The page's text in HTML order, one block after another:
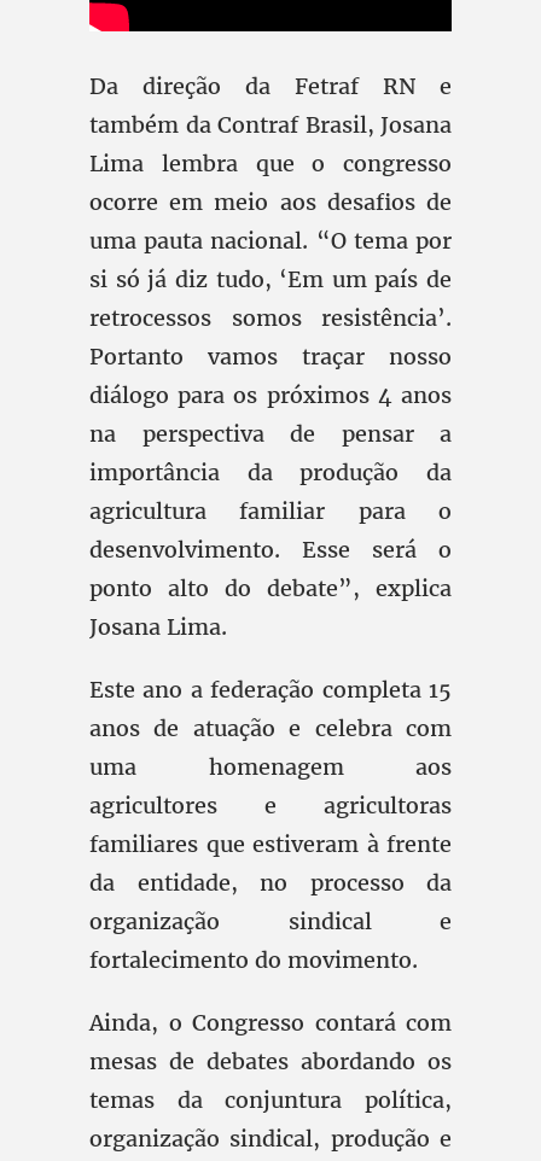
Da direção da Fetraf RN e
também da Contraf Brasil, Josana
Lima lembra que o congresso
ocorre em meio aos desafios de
uma pauta nacional. “O tema por
si só já diz tudo, ‘Em um país de
retrocessos somos resistência’.
Portanto vamos traçar nosso
diálogo para os próximos 4 anos
na perspectiva de pensar a
importância da produção da
agricultura familiar para o
desenvolvimento. Esse será o
ponto alto do debate”, explica
Josana Lima.
Este ano a federação completa 15
anos de atuação e celebra com
uma homenagem aos
agricultores e agricultoras
familiares que estiveram à frente
da entidade, no processo da
organização sindical e
fortalecimento do movimento.
Ainda, o Congresso contará com
mesas de debates abordando os
temas da conjuntura política,
organização sindical, produção e